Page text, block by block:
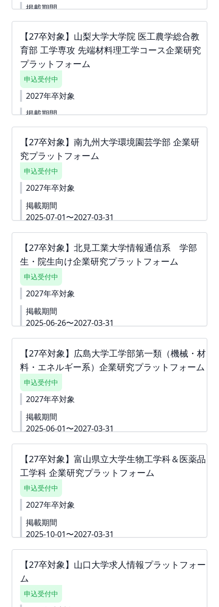
掲載期間
2025-08-18〜2027-03-31
下書き機能はございません。 すぐに入力できない内
容がある場合は、「ダミー」や「000」などをご入
力して進んでください。 ※掲載確定後も何度でも編
集可能です。 ▼詳細資料
campus.net/upload/freepage/688898a2e5bfa.pdf
※ご請求書は掲載が確定した月末に発行いたしま
す。
【27卒対象】山梨大学大学院 医工農学総合教
育部 工学専攻 先端材料理工学コース企業研究
プラットフォーム
申込受付中
2027年卒対象
掲載期間
2025-07-14〜2027-03-31
下書き機能はございません。 すぐに入力できない内
容がある場合は、「ダミー」や「000」などをご入力
して進んでください。 ※掲載確定後も何度でも編集
可能です。 詳細資料
campus.net/upload/freepage/684a8eabe3859.pdf
※ご請求書は掲載が確定した月末に発行いたします。
【27卒対象】南九州大学環境園芸学部 企業研
究プラットフォーム
申込受付中
2027年卒対象
掲載期間
2025-07-01〜2027-03-31
下書き機能はございません。 すぐに入力できない内
容がある場合は、「ダミー」や「000」などをご入力
して進んでください。 ※掲載確定後も何度でも編集
可能です。 詳細資料https://second-
campus.net/upload/freepage/6840dad7e65f1.pdf
※ご請求書は掲載が確定した月末に発行いたしま
す。
【27卒対象】北見工業大学情報通信系 学部
生・院生向け企業研究プラットフォーム
申込受付中
2027年卒対象
掲載期間
2025-06-26〜2027-03-31
下書き機能はございません。 すぐに入力できない内
容がある場合は、「ダミー」や「000」などをご入力
して進んでください。 ※掲載確定後も何度でも編集
可能です。 詳細資料https://second-
campus.net/upload/freepage/682dbad2e6a9e.pdf
※ご請求書は掲載が確定した月末に発行いたします。
【27卒対象】広島大学工学部第一類（機械・材
料・エネルギー系）企業研究プラットフォーム
申込受付中
2027年卒対象
掲載期間
2025-06-01〜2027-03-31
広島大学工学部第一類（機械・材料・エネルギー
系）企業研究プラットフォームは本学学生の採用を
希望いただける企業様の情報を学生へ届けることを
目的としたサイトです。 本プラットフォームへ掲載
いただく企業様の情報を定期的に学生へ発信、特集
を更新することで、学生の選択肢を広げると同時
に、貴社へ興味関心をもつ機会を提供することを目
campus.net/upload/freepage/68134fafb7a37.pdf
■掲載費：55,000円(税込) ■掲載期間：2025年6月1
すぐに入力できない内容がある場合は、「ダミー」
や「000」などをご入力して進んでください。 ※掲
載確定後も何度でも編集可能です。
【27卒対象】富山県立大学生物工学科＆医薬品
工学科 企業研究プラットフォーム
申込受付中
2027年卒対象
掲載期間
2025-10-01〜2027-03-31
富山県立大学生物工学科＆医薬品工学科 企業研究プ
ラットフォームは本学学生の採用を希望いただける
企業様の情報を学生へ届けることを目的としたサイ
トです。本プラットフォームへ掲載いただく企業様
の情報を定期的に学生へ発信、特集を更新すること
で、学生の選択肢を広げると同時に、貴社へ興味関
【27卒対象】山口大学求人情報プラットフォー
ム
申込受付中